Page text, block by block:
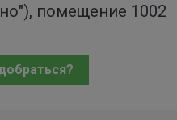
помещение 1002